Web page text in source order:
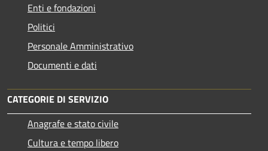
Enti e fondazioni
Politici
Personale Amministrativo
Documenti e dati
CATEGORIE DI SERVIZIO
Anagrafe e stato civile
Cultura e tempo libero